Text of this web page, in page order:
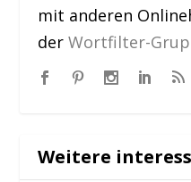
mit anderen
derWortfilter-
Weitere